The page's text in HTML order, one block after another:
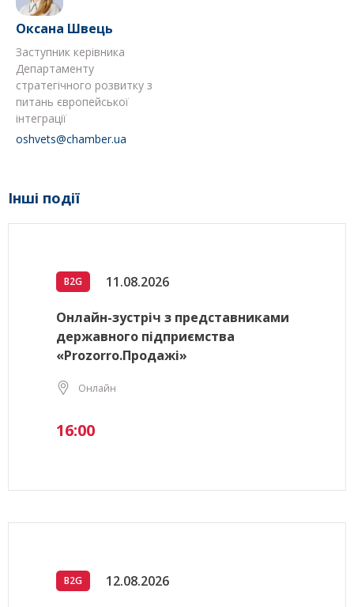
Оксана Швець
Заступник керівника
Департаменту
стратегічного розвитку з
питань європейської
інтеграції
oshvets@chamber.ua
Інші події
B2G 11.08.2026
Онлайн-зустріч з представниками
державного підприємства
«Prozorro.Продажі»
Онлайн
16:00
B2G 12.08.2026